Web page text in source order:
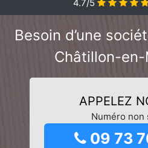
4.7/5
Besoin d’une
Châtillon-en-
APPELEZ
Numéro non
09 73